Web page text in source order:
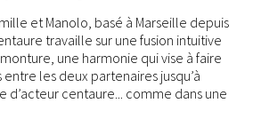
et Manolo, basé à Marseille depuis
travaille sur une fusion intuitive
une harmonie qui vise à faire
les deux partenaires jusqu’à
centaure... comme dans une